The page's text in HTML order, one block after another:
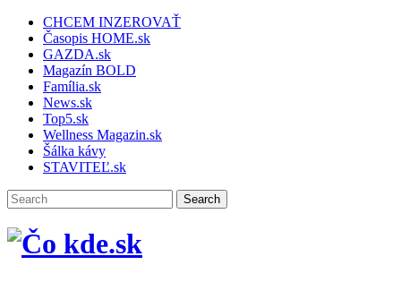
CHCEM INZEROVAŤ
Časopis HOME.sk
GAZDA.sk
Magazín BOLD
Família.sk
News.sk
Top5.sk
Wellness Magazin.sk
Šálka kávy
STAVITEĽ.sk